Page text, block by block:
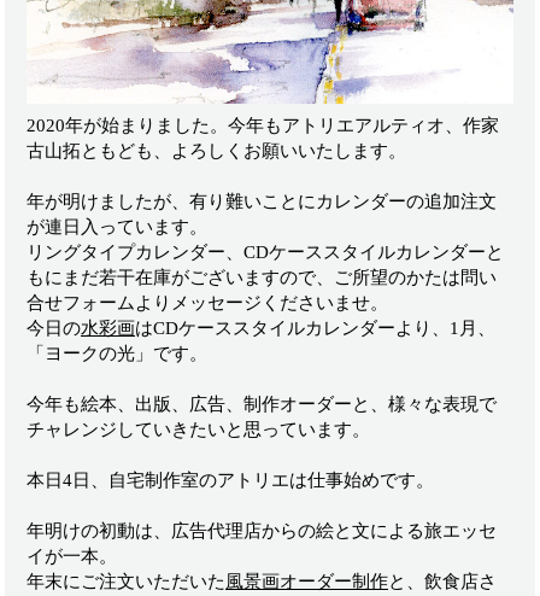
2020年が始まりました。今年もアトリエアルティオ、作家
古山拓ともども、よろしくお願いいたします。
年が明けましたが、有り難いことにカレンダーの追加注文
が連日入っています。
リングタイプカレンダー、CDケーススタイルカレンダーと
もにまだ若干在庫がございますので、ご所望のかたは問い
合せフォームよりメッセージくださいませ。
今日の水彩画はCDケーススタイルカレンダーより、1月、
「ヨークの光」です。
今年も絵本、出版、広告、制作オーダーと、様々な表現で
チャレンジしていきたいと思っています。
本日4日、自宅制作室のアトリエは仕事始めです。
年明けの初動は、広告代理店からの絵と文による旅エッセ
イが一本。
年末にご注文いただいた 風景画オーダー制作と、飲食店さ